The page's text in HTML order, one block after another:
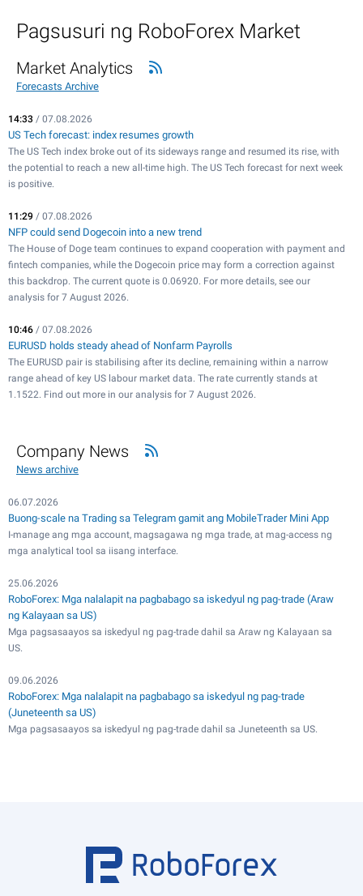
Pagsusuri ng RoboForex Market
Market Analytics
Forecasts Archive
14:33 / 07.08.2026
US Tech forecast: index resumes growth
The US Tech index broke out of its sideways range and resumed its rise, with
the potential to reach a new all-time high. The US Tech forecast for next week
is positive.
11:29 / 07.08.2026
NFP could send Dogecoin into a new trend
The House of Doge team continues to expand cooperation with payment and
fintech companies, while the Dogecoin price may form a correction against
this backdrop. The current quote is 0.06920. For more details, see our
analysis for 7 August 2026.
10:46 / 07.08.2026
EURUSD holds steady ahead of Nonfarm Payrolls
The EURUSD pair is stabilising after its decline, remaining within a narrow
range ahead of key US labour market data. The rate currently stands at
1.1522. Find out more in our analysis for 7 August 2026.
Company News
News archive
06.07.2026
Buong-scale na Trading sa Telegram gamit ang MobileTrader Mini App
I-manage ang mga account, magsagawa ng mga trade, at mag-access ng
mga analytical tool sa iisang interface.
25.06.2026
RoboForex: Mga nalalapit na pagbabago sa iskedyul ng pag-trade (Araw
ng Kalayaan sa US)
Mga pagsasaayos sa iskedyul ng pag-trade dahil sa Araw ng Kalayaan sa
US.
09.06.2026
RoboForex: Mga nalalapit na pagbabago sa iskedyul ng pag-trade
(Juneteenth sa US)
Mga pagsasaayos sa iskedyul ng pag-trade dahil sa Juneteenth sa US.